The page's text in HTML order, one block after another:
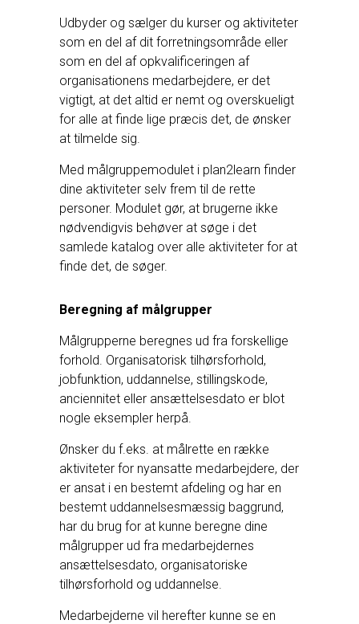
Udbyder og sælger du kurser og aktiviteter
som en del af dit forretningsområde eller
som en del af opkvalificeringen af
organisationens medarbejdere, er det
vigtigt, at det altid er nemt og overskueligt
for alle at finde lige præcis det, de ønsker
at tilmelde sig.
Med målgruppemodulet i plan2learn finder
dine aktiviteter selv frem til de rette
personer. Modulet gør, at brugerne ikke
nødvendigvis behøver at søge i det
samlede katalog over alle aktiviteter for at
finde det, de søger.
Beregning af målgrupper
Målgrupperne beregnes ud fra forskellige
forhold. Organisatorisk tilhørsforhold,
jobfunktion, uddannelse, stillingskode,
anciennitet eller ansættelsesdato er blot
nogle eksempler herpå.
Ønsker du f.eks. at målrette en række
aktiviteter for nyansatte medarbejdere, der
er ansat i en bestemt afdeling og har en
bestemt uddannelsesmæssig baggrund,
har du brug for at kunne beregne dine
målgrupper ud fra medarbejdernes
ansættelsesdato, organisatoriske
tilhørsforhold og uddannelse.
Medarbejderne vil herefter kunne se en